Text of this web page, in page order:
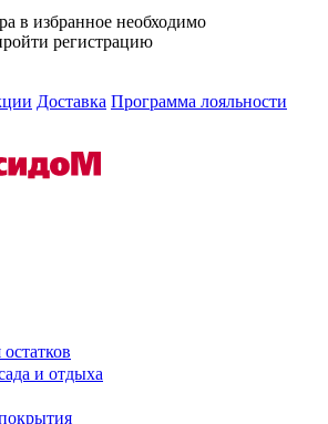
в избранное необходимо
регистрацию
Доставка Программа лояльности
и отдыха